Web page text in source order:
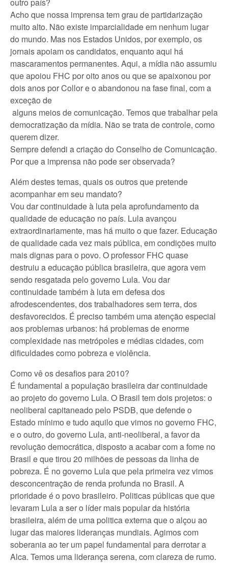
Acho que nossa imprensa tem grau de partidarização
muito alto. Não existe imparcialidade em nenhum lugar
do mundo. Mas nos Estados Unidos, por exemplo, os
jornais apoiam os candidatos, enquanto aqui há
mascaramentos permanentes. Aqui, a mídia não assumiu
que apoiou FHC por oito anos ou que se apaixonou por
dois anos por Collor e o abandonou na fase final, com a
exceção de
alguns meios de comunicação. Temos que trabalhar pela
democratização da mídia. Não se trata de controle, como
querem dizer.
Sempre defendi a criação do Conselho de Comunicação.
Por que a imprensa não pode ser observada?
Além destes temas, quais os outros que pretende
acompanhar em seu mandato?
Vou dar continuidade à luta pela aprofundamento da
qualidade de educação no país. Lula avançou
extraordinariamente, mas há muito o que fazer. Educação
de qualidade cada vez mais pública, em condições muito
mais dignas para o povo. O professor FHC quase
destruiu a educação pública brasileira, que agora vem
sendo resgatada pelo governo Lula. Vou dar
continuidade também à luta em defesa dos
afrodescendentes, dos trabalhadores sem terra, dos
desfavorecidos. É preciso também uma atenção especial
aos problemas urbanos: há problemas de enorme
complexidade nas metrópoles e médias cidades, com
dificuldades como pobreza e violência.
Como vê os desafios para 2010?
É fundamental a população brasileira dar continuidade
ao projeto do governo Lula. O Brasil tem dois projetos: o
neoliberal capitaneado pelo PSDB, que defende o
Estado mínimo e tudo aquilo que vimos no governo FHC,
e o outro, do governo Lula, anti-neoliberal, a favor da
revolução democrática, disposto a acabar com a fome no
Brasil e que tirou 20 milhões de pessoas da linha de
pobreza. É no governo Lula que pela primeira vez vimos
desconcentração de renda profunda no Brasil. A
prioridade é o povo brasileiro. Politicas públicas que que
levaram Lula a ser o líder mais popular da história
brasileira, além de uma politica externa que o alçou ao
lugar das maiores lideranças mundiais. Agimos com
soberania ao ter um papel fundamental para derrotar a
Alca. Temos uma liderança serena, com clareza de rumo.